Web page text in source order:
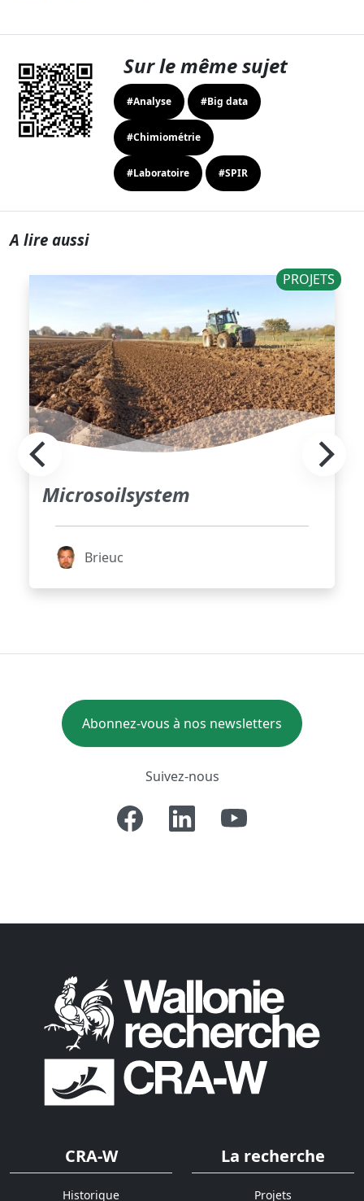
Sur le même sujet
#Analyse #Big data
#Chimiométrie
#Laboratoire #SPIR
A lire aussi
PROJETS
Microsoilsystem
Brieuc
Abonnez-vous à nos newsletters
Suivez-nous
CRA-W
Historique
La recherche
Projets